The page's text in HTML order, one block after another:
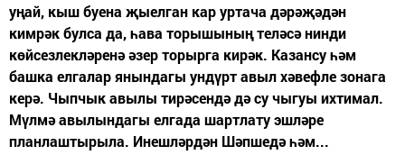
уңай, кыш буена җыелган кар уртача дәрәҗәдән
кимрәк булса да, һава торышының теләсә нинди
көйсезлекләренә әзер торырга кирәк. Казансу һәм
башка елгалар янындагы ундүрт авыл хәвефле зонага
керә. Чыпчык авылы тирәсендә дә су чыгуы ихтимал.
Мүлмә авылындагы елгада шартлату эшләре
планлаштырыла. Инешләрдән Шәпшедә һәм...